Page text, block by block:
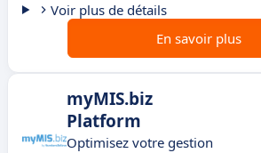
Voir plus de détails
En savoir plus
myMIS.biz
Platform
Optimisez votre gestion